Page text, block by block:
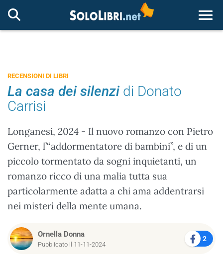
RECENSIONI DI LIBRI
La casa dei silenzi di Donato
Carrisi
Longanesi, 2024 - Il nuovo romanzo con Pietro
Gerner, l’“addormentatore di bambini”, e di un
piccolo tormentato da sogni inquietanti, un
romanzo ricco di una malia tutta sua
particolarmente adatta a chi ama addentrarsi
nei misteri della mente umana.
Ornella Donna
Pubblicato il 11-11-2024
2